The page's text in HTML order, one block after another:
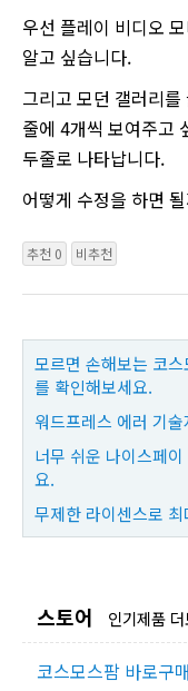
우선 플레이 비디오
알고 싶습니다.
그리고 모던 갤러리
줄에 4개씩 보여주고
두줄로 나타납니다.
어떻게 수정을 하면
추천 0 비추천
모르면 손해보는 코
를 확인해보세요.
워드프레스 에러 기
너무 쉬운 나이스페
요.
무제한 라이센스로
스토어 인기제품
코스모스팜 바로구